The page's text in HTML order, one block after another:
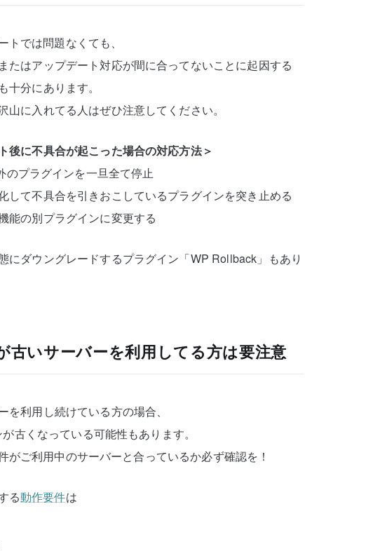
では問題なくても、
たはアップデート対応が間に合ってないことに起因する
分にあります。
山に入れてる人はぜひ注意してください。
後に不具合が起こった場合の対応方法＞
のプラグインを一旦全て停止
して不具合を引きおこしているプラグインを突き止める
能の別プラグインに変更する
にダウングレードするプラグイン「WP Rollback」もあり
古いサーバーを利用してる方は要注意
利用し続けている方の場合、
古くなっている可能性もあります。
がご利用中のサーバーと合っているか必ず確認を！
る動作要件は